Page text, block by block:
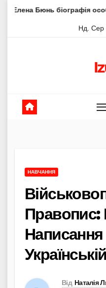
Skip
біографія особисте життя:
Нд. Сер
НАВЧАННЯ
Правопис:
Від Наталія